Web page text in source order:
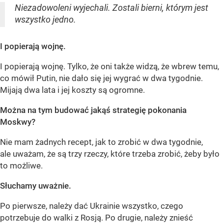
Niezadowoleni wyjechali. Zostali bierni, którym jest
wszystko jedno.
I popierają wojnę.
I popierają wojnę. Tylko, że oni także widzą, że wbrew temu,
co mówił Putin, nie dało się jej wygrać w dwa tygodnie.
Mijają dwa lata i jej koszty są ogromne.
Można na tym budować jakąś strategię pokonania
Moskwy?
Nie mam żadnych recept, jak to zrobić w dwa tygodnie,
ale uważam, że są trzy rzeczy, które trzeba zrobić, żeby było
to możliwe.
Słuchamy uważnie.
Po pierwsze, należy dać Ukrainie wszystko, czego
potrzebuje do walki z Rosją. Po drugie, należy znieść